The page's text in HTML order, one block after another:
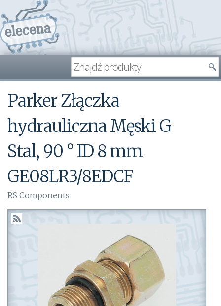
Parker Złączka
hydrauliczna Męski G
Stal, 90 ° ID 8 mm
GE08LR3/8EDCF
RS Components